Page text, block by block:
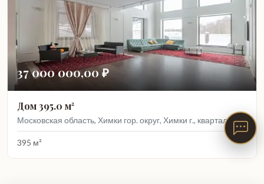
37 000 000,00 ₽
Дом 395.0 м²
Московская область, Химки гор. округ, Химки г., квартал Вашутино, 201
395 м²